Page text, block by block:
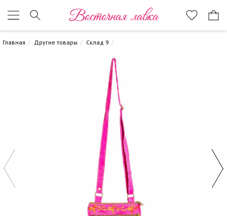
Восточная лавка
Главная Другие товары Склад 9